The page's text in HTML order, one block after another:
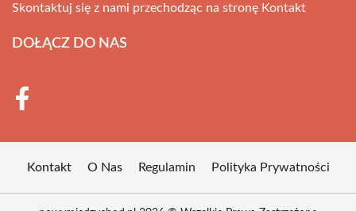
Skontaktuj się z nami przechodząc na stronę Kontakt
DOŁĄCZ DO NAS
Kontakt O Nas Regulamin Polityka Prywatności